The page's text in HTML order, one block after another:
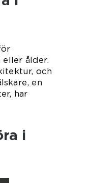
eller ålder.
och
en
har
i